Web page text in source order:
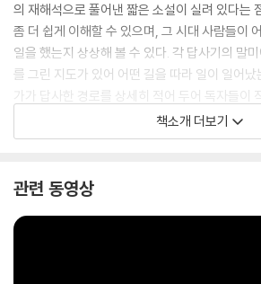
의 재해석으로 풀어낸 짧은 소설이 실려 있다는
좀 더 쉽게 이해할 수 있으며, 그 시대 사람들이
일을 했는지 상상해 볼 수 있다. 각 답사기의 말
를 그린 지도가 있어 어떤 길을 따라 일이 일어
가가 답사한 경로를 상세히 적어 두어 독자들이
했다. 책에 구성된 다양한 요소와 함께 역사의 자
재미있고 폭 넓게 역사를 익힐 수 있을 것이다.
책소개 더보기
관련 동영상